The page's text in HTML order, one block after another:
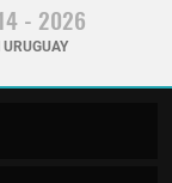
- 2026